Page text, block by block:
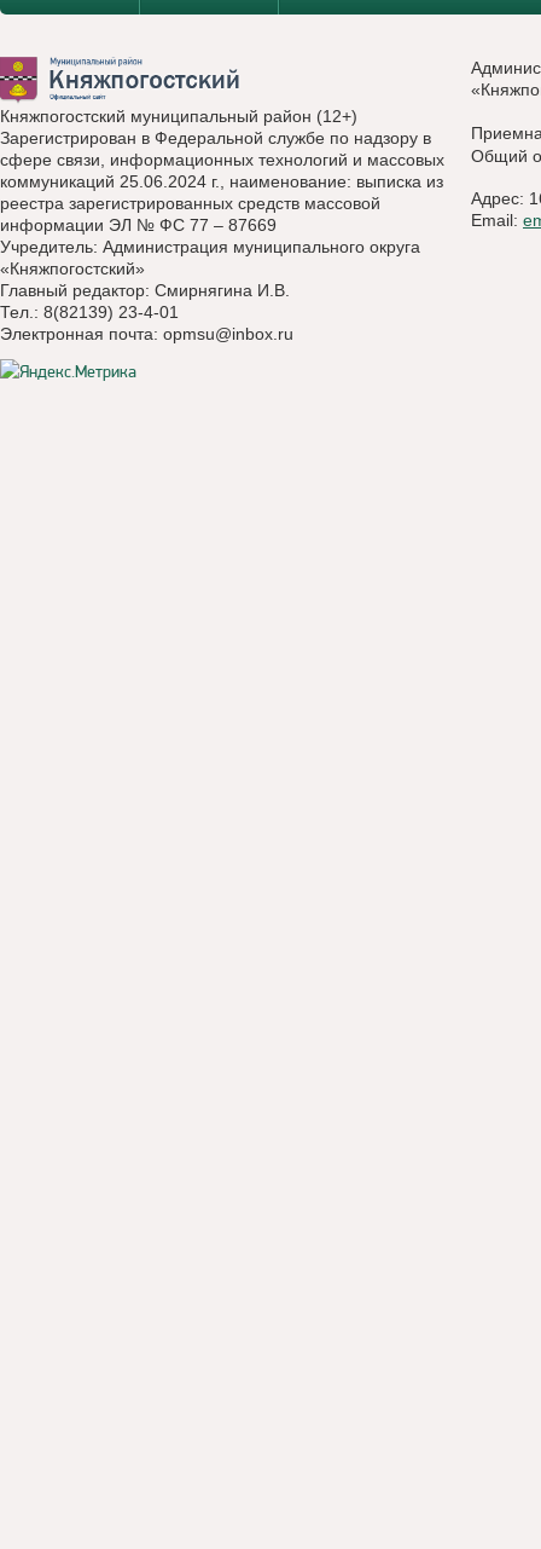
Княжпогостский муниципальный район (12+)
Зарегистрирован в Федеральной службе по надзору в
сфере связи, информационных технологий и массовых
коммуникаций 25.06.2024 г., наименование: выписка из
реестра зарегистрированных средств массовой
информации ЭЛ № ФС 77 – 87669
Учредитель: Администрация муниципального округа
«Княжпогостский»
Главный редактор: Смирнягина И.В.
Тел.: 8(82139) 23-4-01
Электронная почта: opmsu@inbox.ru
Общий
Адрес:
Email: